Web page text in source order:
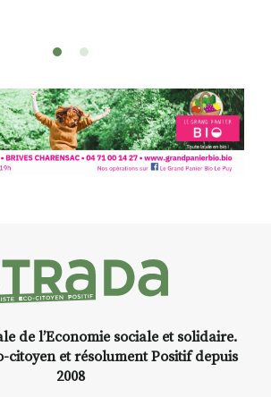
et de peindre la beauté des
Cet été,Laurent Bersetvous
propose unstage d’aquarelle en
extérieur, accessibleà tous les
niveaux, dans un cadre naturel
Pendant3 jours, vous
apprendrez à capturer l’instant
:
composition, aquarelle, encre,
ou contenu hybride.
de l’Economie sociale et solidaire.
citoyen et résolument Positif depuis
2008